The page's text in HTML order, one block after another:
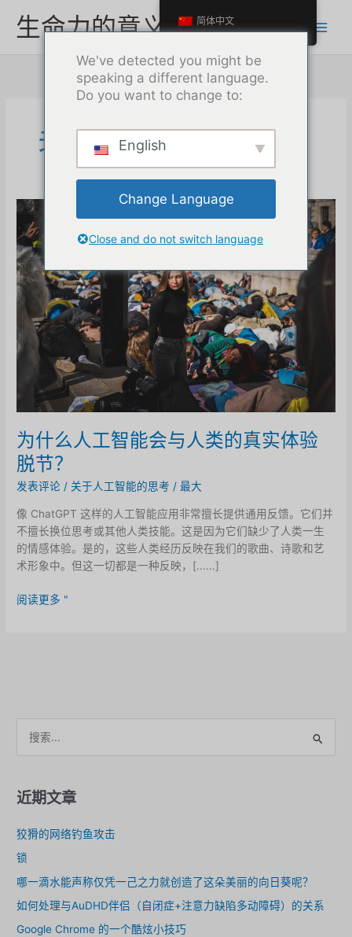
生命力的意义
关于人工智能的思考
为什么人工智能会与人类的真实体验
脱节？
发表评论 / 关于人工智能的思考 /最大
像 ChatGPT 这样的人工智能应用非常擅长提供通用反馈。它们并
不擅长换位思考或其他人类技能。这是因为它们缺少了人类一生
的情感体验。是的，这些人类经历反映在我们的歌曲、诗歌和艺
术形象中。但这一切都是一种反映，[......]
为
的
真
体
验
脱
阅读更多 "
近期文章
狡猾的网络钓鱼攻击
锁
哪一滴水能声称仅凭一己之力就创造了这朵美丽的向日葵呢？
如何处理与AuDHD伴侣（自闭症+注意力缺陷多动障碍）的关系
Google Chrome 的一个酷炫小技巧
简体中文
We've detected you might be
speaking a different language.
Do you want to change to:
English
Change Language
Close and do not switch language